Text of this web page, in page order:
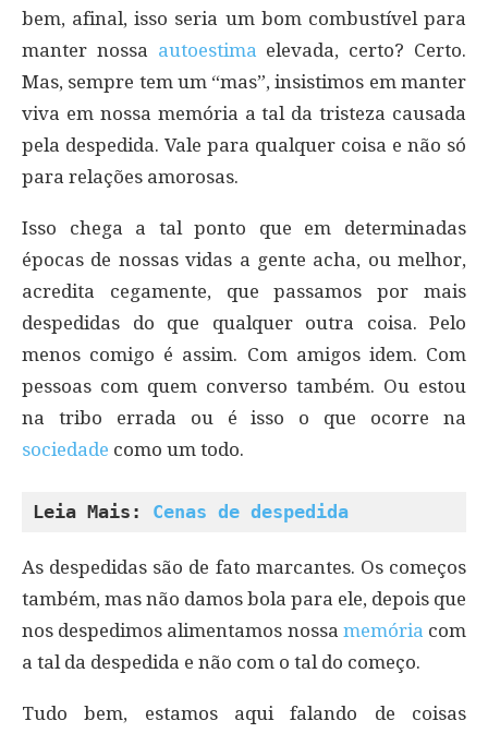
bem, afinal, isso seria um bom combustível para
manter nossa autoestima elevada, certo? Certo.
Mas, sempre tem um “mas”, insistimos em manter
viva em nossa memória a tal da tristeza causada
pela despedida. Vale para qualquer coisa e não só
para relações amorosas.
Isso chega a tal ponto que em determinadas
épocas de nossas vidas a gente acha, ou melhor,
acredita cegamente, que passamos por mais
despedidas do que qualquer outra coisa. Pelo
menos comigo é assim. Com amigos idem. Com
pessoas com quem converso também. Ou estou
na tribo errada ou é isso o que ocorre na
sociedade como um todo.
Leia Mais: Cenas de despedida
As despedidas são de fato marcantes. Os começos
também, mas não damos bola para ele, depois que
nos despedimos alimentamos nossa memória com
a tal da despedida e não com o tal do começo.
Tudo bem, estamos aqui falando de coisas